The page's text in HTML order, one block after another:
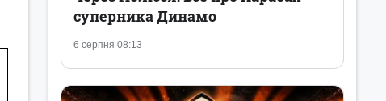
6 серпня 08:13
суперника Динамо